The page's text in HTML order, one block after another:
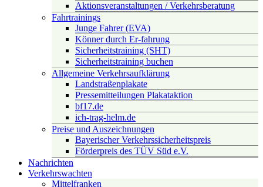
Aktionsveranstaltungen / Verkehrsberatung
Fahrtrainings
Junge Fahrer (EVA)
Könner durch Er-fahrung
Sicherheitstraining (SHT)
Sicherheitstraining buchen
Allgemeine Verkehrsaufklärung
Landstraßenplakate
Pressemitteilungen Plakataktion
bf17.de
ich-trag-helm.de
Preise und Auszeichnungen
Bayerischer Verkehrssicherheitspreis
Förderpreis des TÜV Süd e.V.
Nachrichten
Verkehrswachten
Mittelfranken